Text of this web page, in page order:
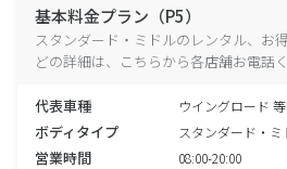
基本料金プラン（P5）
スタンダード・ミドルのレンタル、お
どの詳細は、こちらから各店舗お電話く
代表車種 ウイングロード 等
ボディタイプ スタンダード・ミ
営業時間 08:00-20:00